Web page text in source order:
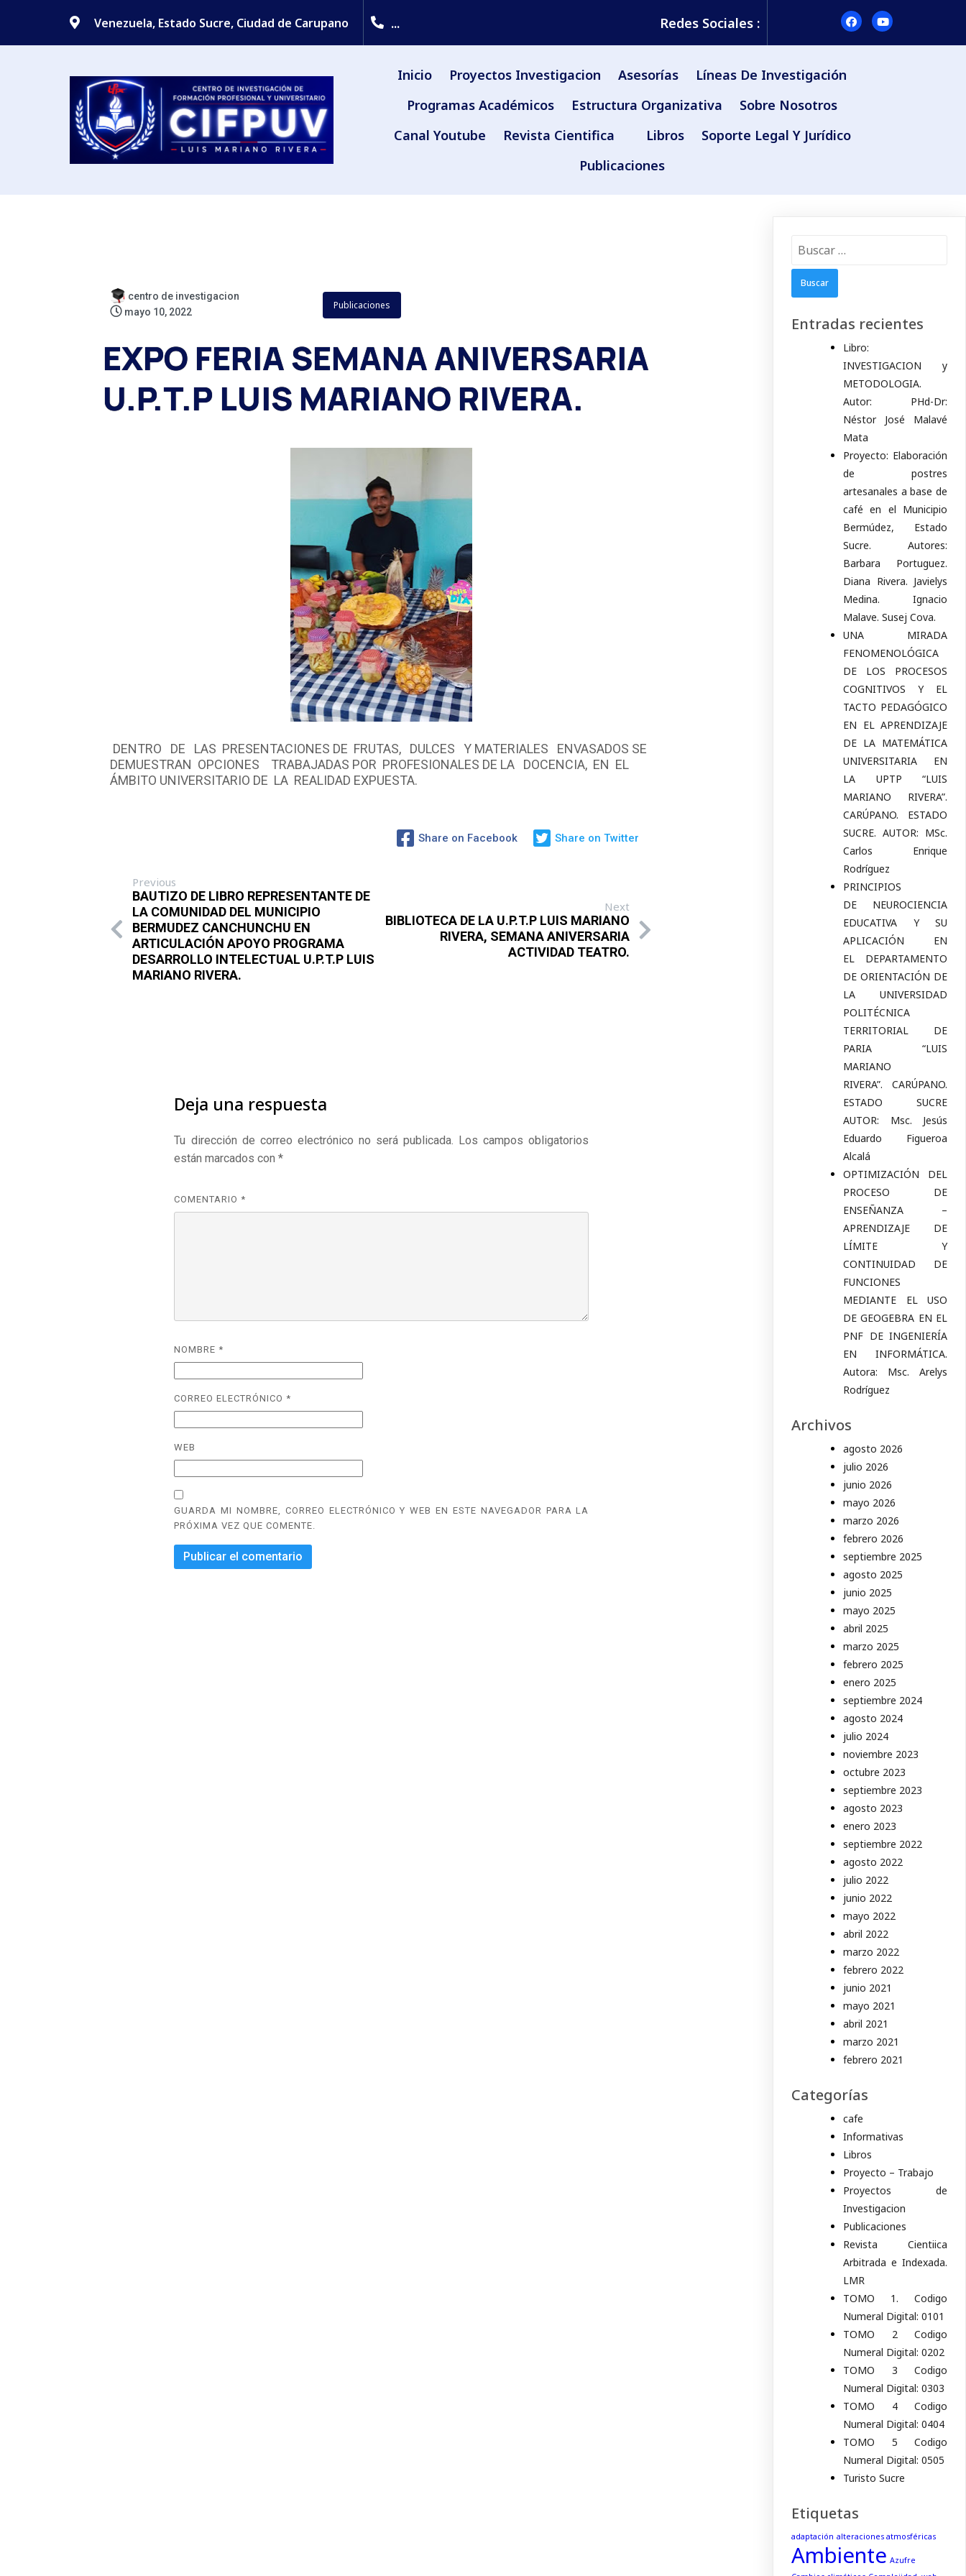
Venezuela, Estado Sucre, Ciudad de Carupano ... Redes Sociales :
Inicio Proyectos Investigacion Asesorías
Líneas De Investigación
Programas Académicos
Estructura Organizativa
Sobre Nosotros
Canal Youtube
Revista Cientifica Libros
Soporte Legal Y Jurídico
Publicaciones
centro de investigacion
mayo 10, 2022
Publicaciones
EXPO FERIA SEMANA ANIVERSARIA
U.P.T.P LUIS MARIANO RIVERA.
DENTRO DE LAS PRESENTACIONES DE FRUTAS, DULCES Y MATERIALES ENVASADOS SE
DEMUESTRAN OPCIONES TRABAJADAS POR PROFESIONALES DE LA DOCENCIA, EN EL
ÁMBITO UNIVERSITARIO DE LA REALIDAD EXPUESTA.
Share on Facebook Share on Twitter
Previous
BAUTIZO DE LIBRO REPRESENTANTE DE
LA COMUNIDAD DEL MUNICIPIO
BERMUDEZ CANCHUNCHU EN
ARTICULACIÓN APOYO PROGRAMA
DESARROLLO INTELECTUAL U.P.T.P LUIS
MARIANO RIVERA.
Next
BIBLIOTECA DE LA U.P.T.P LUIS MARIANO
RIVERA, SEMANA ANIVERSARIA
ACTIVIDAD TEATRO.
Deja una respuesta
Tu dirección de correo electrónico no será publicada. Los campos obligatorios
están marcados con*
COMENTARIO *
NOMBRE *
CORREO ELECTRÓNICO *
WEB
GUARDA MI NOMBRE, CORREO ELECTRÓNICO Y WEB EN ESTE NAVEGADOR PARA LA
PRÓXIMA VEZ QUE COMENTE.
Entradas recientes
Libro:
INVESTIGACION y
METODOLOGIA.
Autor: PHd-Dr:
Néstor José Malavé
Mata
Proyecto: Elaboración
de postres
artesanales a base de
café en el Municipio
Bermúdez, Estado
Sucre. Autores:
Barbara Portuguez.
Diana Rivera. Javielys
Medina. Ignacio
Malave. Susej Cova.
UNA MIRADA
FENOMENOLÓGICA
DE LOS PROCESOS
COGNITIVOS Y EL
TACTO PEDAGÓGICO
EN EL APRENDIZAJE
DE LA MATEMÁTICA
UNIVERSITARIA EN
LA UPTP “LUIS
MARIANO RIVERA”.
CARÚPANO. ESTADO
SUCRE. AUTOR: MSc.
Carlos Enrique
Rodríguez
PRINCIPIOS
DE NEUROCIENCIA
EDUCATIVA Y SU
APLICACIÓN EN
EL DEPARTAMENTO
DE ORIENTACIÓN DE
LA UNIVERSIDAD
POLITÉCNICA
TERRITORIAL DE
PARIA “LUIS
MARIANO
RIVERA”. CARÚPANO.
ESTADO SUCRE
AUTOR: Msc. Jesús
Eduardo Figueroa
Alcalá
OPTIMIZACIÓN DEL
PROCESO DE
ENSEÑANZA –
APRENDIZAJE DE
LÍMITE Y
CONTINUIDAD DE
FUNCIONES
MEDIANTE EL USO
DE GEOGEBRA EN EL
PNF DE INGENIERÍA
EN INFORMÁTICA.
Autora: Msc. Arelys
Rodríguez
Archivos
agosto 2026
julio 2026
junio 2026
mayo 2026
marzo 2026
febrero 2026
septiembre 2025
agosto 2025
junio 2025
mayo 2025
abril 2025
marzo 2025
febrero 2025
enero 2025
septiembre 2024
agosto 2024
julio 2024
noviembre 2023
octubre 2023
septiembre 2023
agosto 2023
enero 2023
septiembre 2022
agosto 2022
julio 2022
junio 2022
mayo 2022
abril 2022
marzo 2022
febrero 2022
junio 2021
mayo 2021
abril 2021
marzo 2021
febrero 2021
Categorías
cafe
Informativas
Libros
Proyecto – Trabajo
Proyectos de
Investigacion
Publicaciones
Revista Cientiica
Arbitrada e Indexada.
LMR
TOMO 1. Codigo
Numeral Digital: 0101
TOMO 2 Codigo
Numeral Digital: 0202
TOMO 3 Codigo
Numeral Digital: 0303
TOMO 4 Codigo
Numeral Digital: 0404
TOMO 5 Codigo
Numeral Digital: 0505
Turisto Sucre
Etiquetas
adaptación alteraciones atmosféricas
Ambiente Azufre